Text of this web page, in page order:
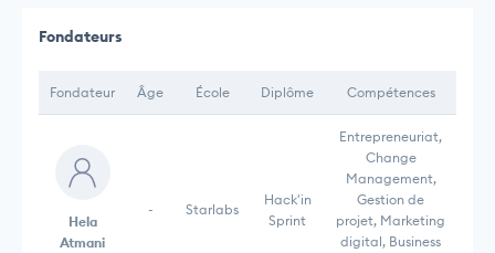
Fondateurs
Fondateur Âge École Diplôme Compétences
Hela
Atmani
- Starlabs
Hack'in
Sprint
Entrepreneuriat,
Change
Management,
Gestion de
projet, Marketing
digital, Business